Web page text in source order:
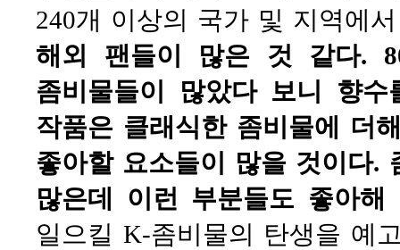
240개 이상의 국가 및 지역에
해외 팬들이 많은 것 같다.
좀비물들이 많았다 보니 향
작품은 클래식한 좀비물에 더
좋아할 요소들이 많을 것이다.
많은데 이런 부분들도 좋아
일으킬 K-좀비물의 탄생을 예